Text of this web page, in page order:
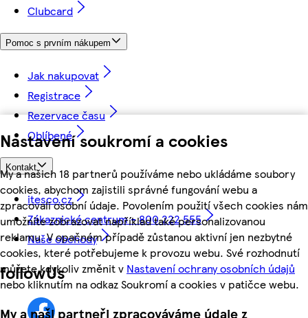
Nastavení soukromí a cookies
My a našich 18 partnerů používáme nebo ukládáme soubory
cookies, abychom zajistili správné fungování webu a
zpracovali osobní údaje. Povolením použití všech cookies nám
umožníte zobrazovat například také personalizovanou
reklamu. V opačném případě zůstanou aktivní jen nezbytné
cookies, které potřebujeme k provozu webu. Své rozhodnutí
můžete kdykoliv změnit v Nastavení ochrany osobních údajů
nebo kliknutím na odkaz Soukromí a cookies v patičce webu.
My a naši partneři zpracováváme údaje z
Clubcard
Pomoc s prvním nákupem
Jak nakupovat
Registrace
Rezervace času
Oblíbené
Kontakt
itesco.cz
Zákaznické centrum - 800 222 555
Naše obchody
followUs